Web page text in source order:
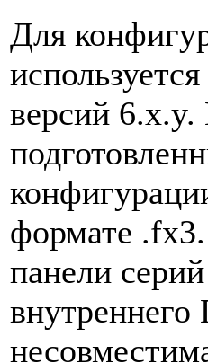
Для
версий
формате
панели серий